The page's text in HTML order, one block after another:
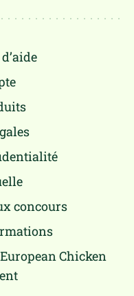
concours
Chicken